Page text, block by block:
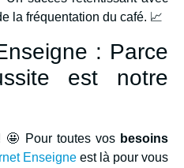
la fréquentation du café. 📈
: Parce
est notre
🤩 Pour toutes vos besoins
Enseigne est là pour vous